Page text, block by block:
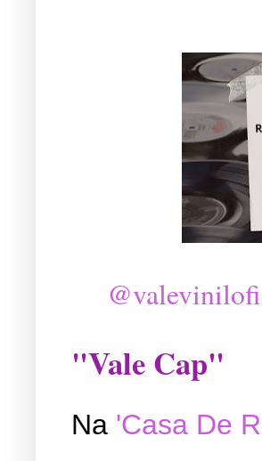
"Vale Cap"
Na 'Casa De